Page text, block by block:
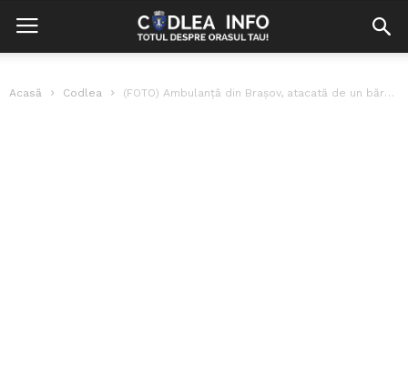
Acasă Codlea (FOTO) Ambulanță din Brașov, atacată de un bărbat băut cu probleme psihice....